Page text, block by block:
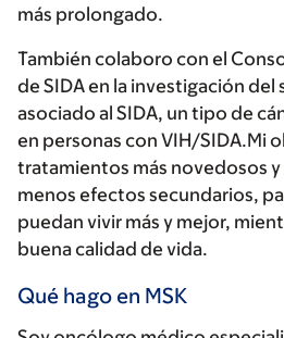
más prolongado.
También colaboro con el
de SIDA en la investigación del
asociado al SIDA, un tipo de
en personas con VIH/SIDA.Mi
tratamientos más novedosos
menos efectos secundarios,
puedan vivir más y mejor,
buena calidad de vida.
Qué hago en MSK